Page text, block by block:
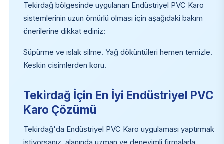
Tekirdağ bölgesinde uygulanan Endüstriyel PVC Karo
sistemlerinin uzun ömürlü olması için aşağıdaki bakım
önerilerine dikkat ediniz:
Süpürme ve ıslak silme. Yağ döküntüleri hemen temizle.
Keskin cisimlerden koru.
Tekirdağ İçin En İyi Endüstriyel PVC
Karo Çözümü
Tekirdağ'da Endüstriyel PVC Karo uygulaması yaptırmak